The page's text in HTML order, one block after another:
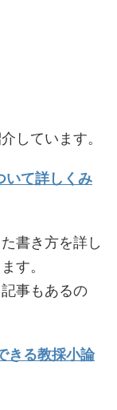
しています。
て詳しくみ
書き方を詳し
す。
事もあるの
きる教採小論